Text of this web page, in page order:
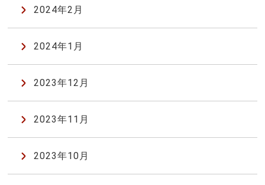
2024年2月
2024年1月
2023年12月
2023年11月
2023年10月